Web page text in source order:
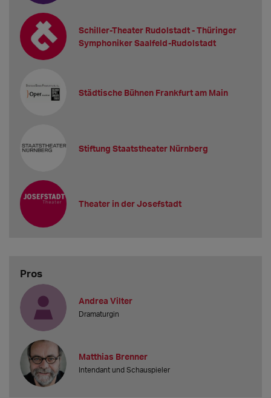
Schiller-Theater Rudolstadt - Thüringer
Symphoniker Saalfeld-Rudolstadt
Städtische Bühnen Frankfurt am Main
Stiftung Staatstheater Nürnberg
Theater in der Josefstadt
Pros
Andrea Vilter
Dramaturgin
Matthias Brenner
Intendant und Schauspieler